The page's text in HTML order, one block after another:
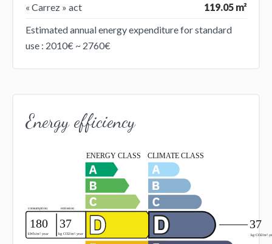
« Carrez » act
119.05 m²
Estimated annual energy expenditure for standard
use : 2010€ ~ 2760€
Energy efficiency